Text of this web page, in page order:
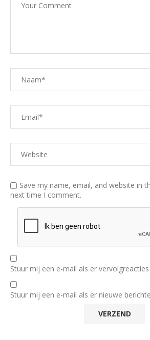
Save my name, email, and website in
next time I comment.
Stuur mij een e-mail als er vervolgreacties
Stuur mij een e-mail als er nieuwe